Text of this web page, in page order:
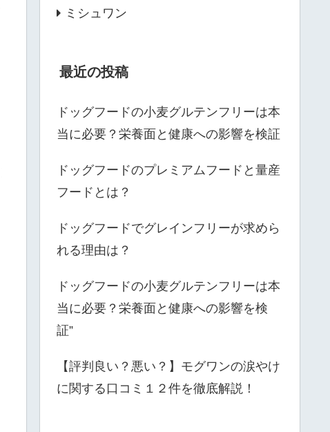
ミシュワン
最近の投稿
ドッグフードの小麦グルテンフリーは本
当に必要？栄養面と健康への影響を検証
ドッグフードのプレミアムフードと量産
フードとは？
ドッグフードでグレインフリーが求めら
れる理由は？
ドッグフードの小麦グルテンフリーは本
当に必要？栄養面と健康への影響を検
証”
【評判良い？悪い？】モグワンの涙やけ
に関する口コミ１２件を徹底解説！